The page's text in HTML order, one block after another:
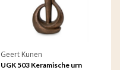
Geert Kunen
UGK 503 Keramische urn